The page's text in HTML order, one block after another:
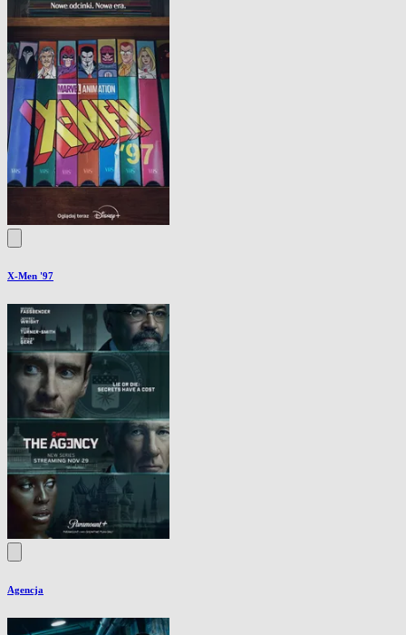
X-Men '97
Agencja